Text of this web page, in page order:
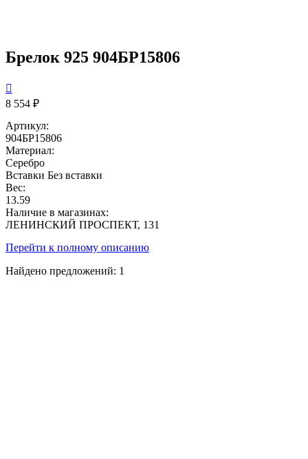
Брелок 925 904БР15806

8 554 ₽
Артикул:
904БР15806
Материал:
Серебро
Вставки Без вставки
Вес:
13.59
Наличие в магазинах:
ЛЕНИНСКИЙ ПРОСПЕКТ, 131
Перейти к полному описанию
Найдено предложений: 1